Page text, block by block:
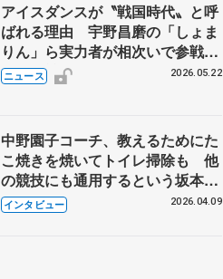
アイスダンスが〝戦国時代〟と呼
ばれる理由 宇野昌磨の「しょま
りん」ら実力者が相次いで参戦
国内の競争激化
ニュース 2026.05.22
中野園子コーチ、教えるためにた
こ焼きを焼いてトイレ掃除も 他
の競技にも通用するという坂本花
織の筋肉
インタビュー 2026.04.09